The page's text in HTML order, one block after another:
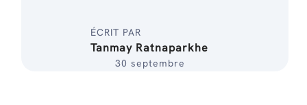
ÉCRIT PAR
Tanmay Ratnaparkhe
30 septembre